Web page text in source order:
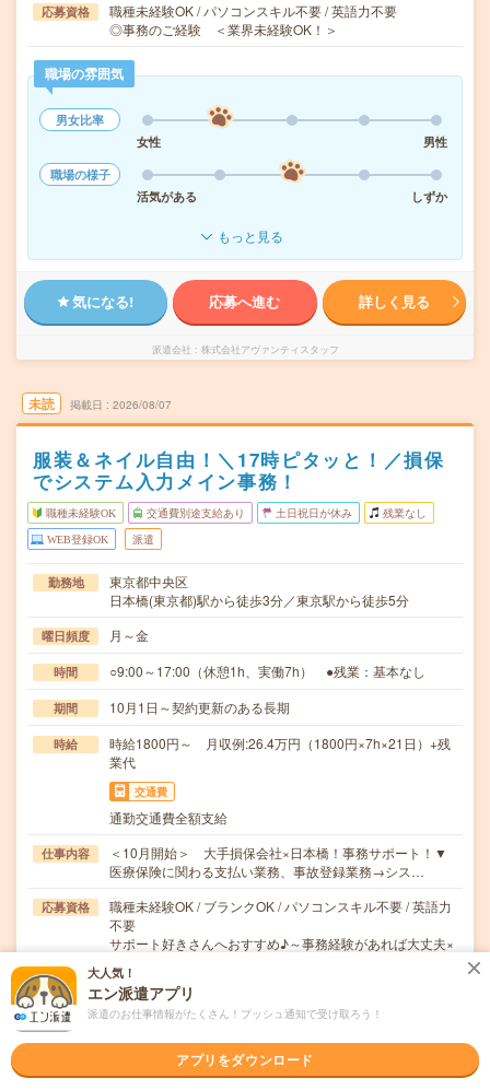
応募資格
職種未経験OK / パソコンスキル不要 / 英語力不要
◎事務のご経験 ＜業界未経験OK！＞
職場の雰囲気
男女比率
女性
男性
職場の様子
活気がある
しずか
もっと見る
気になる! 応募へ進む 詳しく見る
派遣会社 株式会社アヴァンティスタッフ
未読 掲載日 2026/08/07
服装＆ネイル自由！＼17時ピタッと！／損保
でシステム入力メイン事務！
職種未経験OK 交通費別途支給あり 土日祝日が休み 残業なし
WEB登録OK 派遣
勤務地
東京都中央区
日本橋(東京都)駅から徒歩3分／東京駅から徒歩5分
曜日頻度 月～金
時間 ○9:00～17:00（休憩1h、実働7h） ●残業：基本なし
期間 10月1日～契約更新のある長期
時給
時給1800円～ 月収例:26.4万円（1800円×7h×21日）+残
業代
交通費
通勤交通費全額支給
仕事内容
＜10月開始＞ 大手損保会社×日本橋！事務サポート！▼
医療保険に関わる支払い業務、事故登録業務→シス…
応募資格
職種未経験OK / ブランクOK / パソコンスキル不要 / 英語力
不要
サポート好きさんへおすすめ♪～事務経験があれば大丈夫×
職場の雰囲気
20代
30代 40代 50代 60代
大人気！
エン派遣アプリ
派遣のお仕事情報がたくさん！プッシュ通知で受け取ろう！
アプリをダウンロード